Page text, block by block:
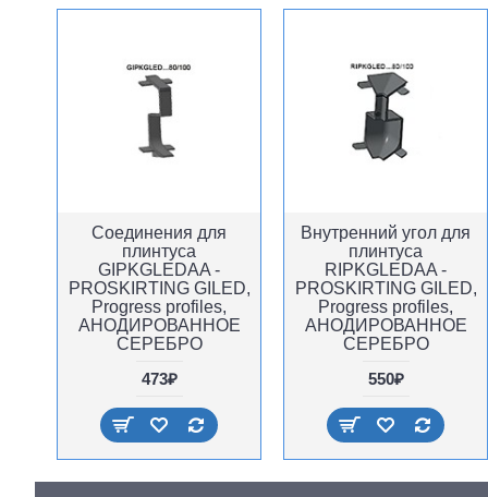
Соединения для
плинтуса
GIPKGLEDAA -
PROSKIRTING GILED,
Progress profiles,
АНОДИРОВАННОЕ
СЕРЕБРО
473₽
Внутренний угол для
плинтуса
RIPKGLEDAA -
PROSKIRTING GILED,
Progress profiles,
АНОДИРОВАННОЕ
СЕРЕБРО
550₽